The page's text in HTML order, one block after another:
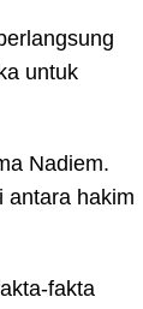
untuk
Nadiem.
antara hakim
fakta